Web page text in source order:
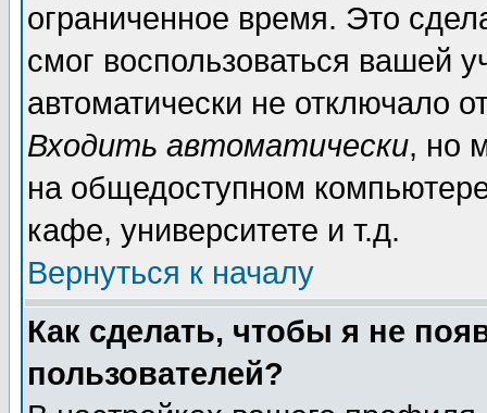
ограниченное время. Это
смог воспользоваться вашей
автоматически не отключало
Входить автоматически, но
на общедоступном
кафе, университете и т.д.
Вернуться к началу
Как сделать, чтобы я не
пользователей?